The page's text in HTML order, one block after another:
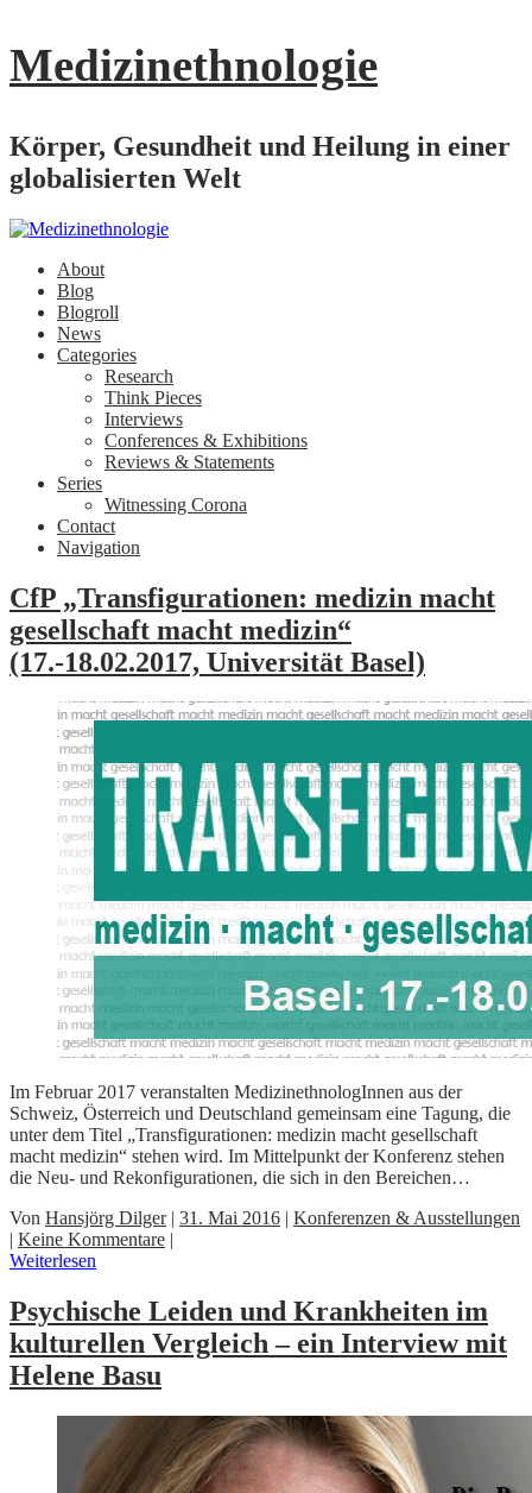
Medizinethnologie
Körper, Gesundheit und Heilung in einer
globalisierten Welt
About
Blog
Blogroll
News
Categories
Research
Think Pieces
Interviews
Conferences & Exhibitions
Reviews & Statements
Series
Witnessing Corona
Contact
Navigation
CfP „Transfigurationen: medizin macht
gesellschaft macht medizin“
(17.-18.02.2017, Universität Basel)
Im Februar 2017 veranstalten MedizinethnologInnen aus der
Schweiz, Österreich und Deutschland gemeinsam eine Tagung, die
unter dem Titel „Transfigurationen: medizin macht gesellschaft
macht medizin“ stehen wird. Im Mittelpunkt der Konferenz stehen
die Neu- und Rekonfigurationen, die sich in den Bereichen…
Von Hansjörg Dilger| 31. Mai 2016 | Konferenzen & Ausstellungen
| Keine Kommentare |
Weiterlesen
Psychische Leiden und Krankheiten im
kulturellen Vergleich – ein Interview mit
Helene Basu